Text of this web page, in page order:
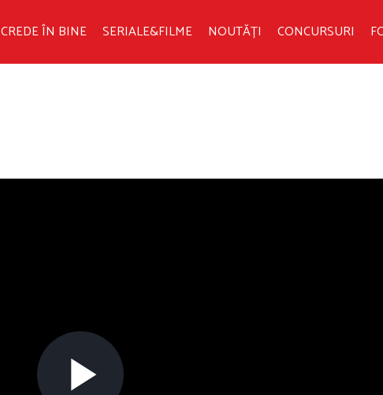
CREDE ÎN BINE SERIALE&FILME NOUTĂȚI CONCURSURI